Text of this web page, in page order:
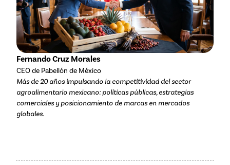
Fernando Cruz Morales
CEO de Pabellón de México
Más de 20 años impulsando la competitividad del sector
agroalimentario mexicano: políticas públicas, estrategias
comerciales y posicionamiento de marcas en mercados
globales.